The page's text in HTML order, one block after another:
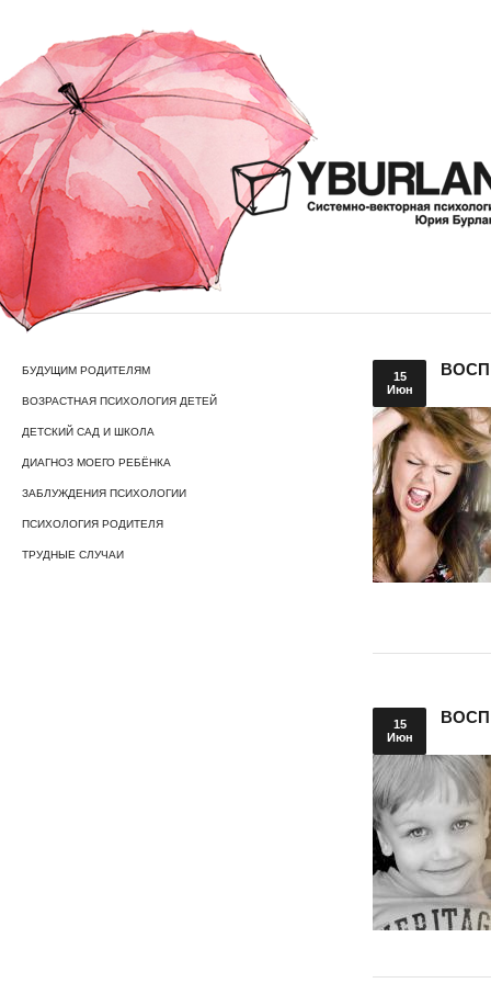
БУДУЩИМ РОДИТЕЛЯМ
ВОЗРАСТНАЯ ПСИХОЛОГИЯ ДЕТЕЙ
ДЕТСКИЙ САД И ШКОЛА
ДИАГНОЗ МОЕГО РЕБЁНКА
ЗАБЛУЖДЕНИЯ ПСИХОЛОГИИ
ПСИХОЛОГИЯ РОДИТЕЛЯ
ТРУДНЫЕ СЛУЧАИ
15
Июн
15
Июн